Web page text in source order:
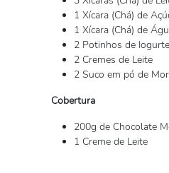
1 Xícara (Chá) de
1 Xícara (Chá) de
2 Potinhos de
2 Cremes de Leite
2 Suco em pó de
Cobertura
200g de Chocolate
1 Creme de Leite